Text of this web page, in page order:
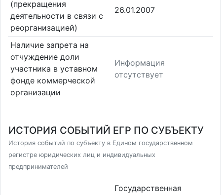
(прекращения
деятельности в связи с
реорганизацией)
26.01.2007
Наличие запрета на
отчуждение доли
участника в уставном
фонде коммерческой
организации
Информация
отсутствует
ИСТОРИЯ СОБЫТИЙ ЕГР ПО СУБЪЕКТУ
История событий по субъекту в Едином государственном
регистре юридических лиц и индивидуальных
предпринимателей
Государственная